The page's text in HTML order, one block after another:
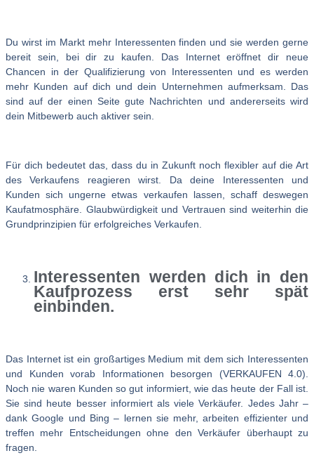
Du wirst im Markt mehr Interessenten finden und sie werden gerne
bereit sein, bei dir zu kaufen. Das Internet eröffnet dir neue
Chancen in der Qualifizierung von Interessenten und es werden
mehr Kunden auf dich und dein Unternehmen aufmerksam. Das
sind auf der einen Seite gute Nachrichten und andererseits wird
dein Mitbewerb auch aktiver sein.
Für dich bedeutet das, dass du in Zukunft noch flexibler auf die Art
des Verkaufens reagieren wirst. Da deine Interessenten und
Kunden sich ungerne etwas verkaufen lassen, schaff deswegen
Kaufatmosphäre. Glaubwürdigkeit und Vertrauen sind weiterhin die
Grundprinzipien für erfolgreiches Verkaufen.
Interessenten werden dich in den
Kaufprozess erst sehr spät
einbinden.
Das Internet ist ein großartiges Medium mit dem sich Interessenten
und Kunden vorab Informationen besorgen (VERKAUFEN 4.0).
Noch nie waren Kunden so gut informiert, wie das heute der Fall ist.
Sie sind heute besser informiert als viele Verkäufer. Jedes Jahr –
dank Google und Bing – lernen sie mehr, arbeiten effizienter und
treffen mehr Entscheidungen ohne den Verkäufer überhaupt zu
fragen.